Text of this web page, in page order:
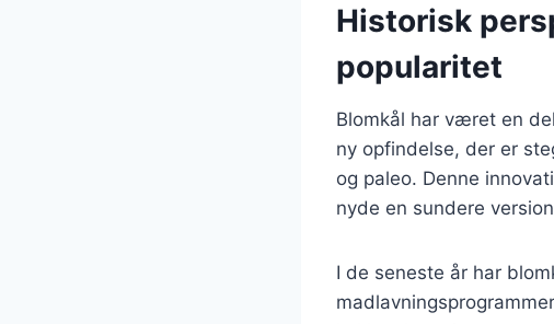
Historisk
popularitet
Blomkål har været en
ny opfindelse, der er
og paleo. Denne
nyde en sundere
I de seneste år har